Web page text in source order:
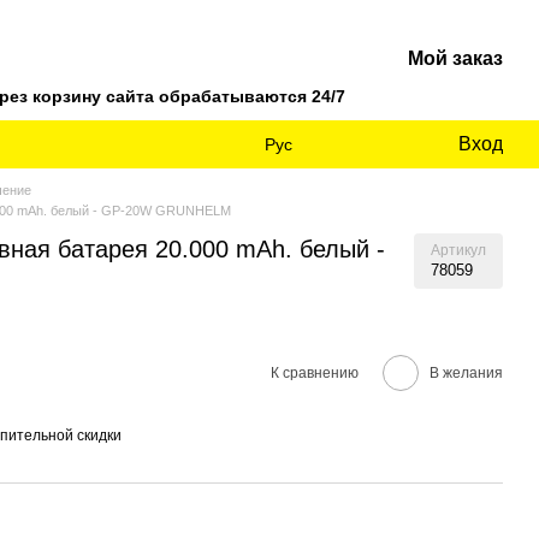
корзину сайта обрабатываются 24/7
Мой заказ
Рус Вход
mAh. белый - GP-20W GRUNHELM
батарея 20.000 mAh. белый - Артикул
78059
К сравнению В желания
скидки